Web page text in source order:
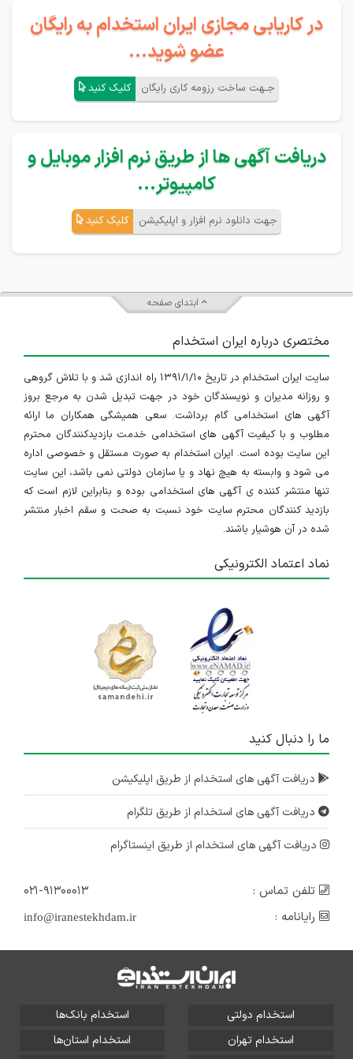
در کاریابی مجازی ایران استخدام به رایگان
عضو شوید...
جـهت ساخت رزومه کاری رایگان کلیک کنید
دریافت آگهی ها از طریق نرم افزار موبایل و
کامپیوتر...
جهت دانلود نرم افزار و اپلیکیشن کلیک کنید
ابتدای صفحه
مختصری درباره ایران استخدام
سایت ایران استخدام در تاریخ ۱۳۹۱/۱/۱۰ راه اندازی شد و با تلاش گروهی
و روزانه مدیران و نویسندگان خود در جهت تبدیل شدن به مرجع بروز
آگهی های استخدامی گام برداشت. سعی همیشگی همکاران ما ارائه
مطلوب و با کیفیت آگهی های استخدامی خدمت بازدیدکنندگان محترم
این سایت بوده است. ایران استخدام به صورت مستقل و خصوصی اداره
می شود و وابسته به هیچ نهاد و یا سازمان دولتی نمی باشد، این سایت
تنها منتشر کننده ی آگهی های استخدامی بوده و بنابراین لازم است که
بازدید کنندگان محترم سایت خود نسبت به صحت و سقم اخبار منتشر
شده در آن هوشیار باشند.
نماد اعتماد الکترونیکی
ما را دنبال کنید
دریافت آگهی های استخدام از طریق اپلیکیشن
دریافت آگهی های استخدام از طریق تلگرام
دریافت آگهی های استخدام از طریق اینستاگرام
تلفن تماس :
۰۲۱-۹۱۳۰۰۰۱۳
رایانامه :
info@iranestekhdam.ir
استخدام دولتی
استخدام بانک‌ها
استخدام تهران
استخدام استان‌ها